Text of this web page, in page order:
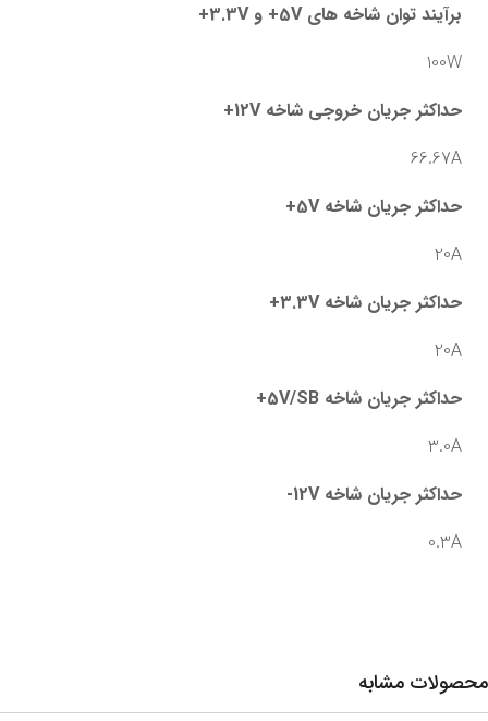
برآیند توان شاخه های 5V+ و 3.3V+
100W
حداکثر جریان خروجی شاخه 12V+
66.67A
حداکثر جریان شاخه 5V+
20A
حداکثر جریان شاخه 3.3V+
20A
حداکثر جریان شاخه 5V/SB+
3.0A
حداکثر جریان شاخه 12V-
0.3A
محصولات مشابه